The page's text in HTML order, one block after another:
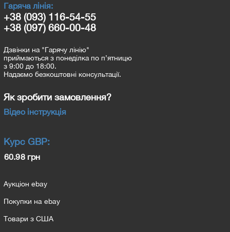
Гаряча лінія:
+38 (093) 116-54-55
+38 (097) 660-00-48
Дзвінки на "Гарячу лінію"
приймаються з понеділка по п’ятницю
з 9:00 до 18:00.
Надаємо безкоштовні консультації.
Як зробити замовлення?
Відео інструкція
Курс GBP:
60.98 грн
Аукціон ebay
Покупки на ebay
Товари з США